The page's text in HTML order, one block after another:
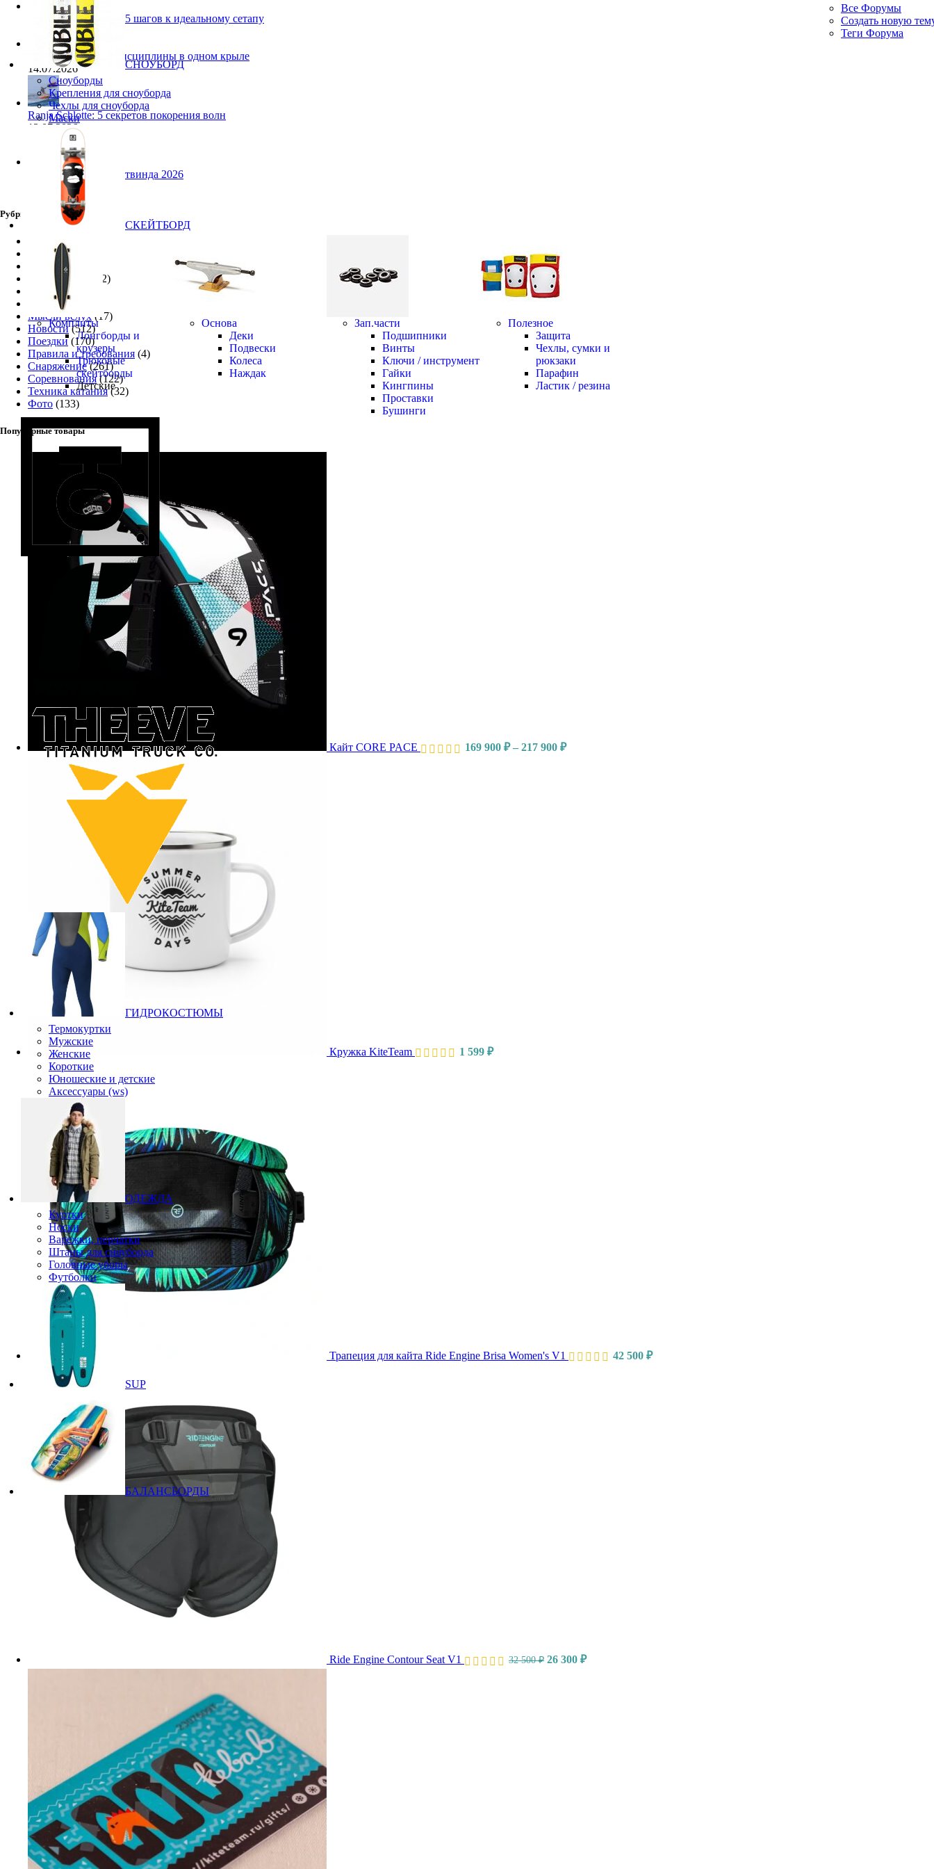
СНОУБОРД
Сноуборды
Крепления для сноуборда
Чехлы для сноуборда
Маски
СКЕЙТБОРД
Комплиты
Лонгборды и
крузеры
Трюковые
скейтборды
Детские
Основа
Деки
Подвески
Колеса
Наждак
Зап.части
Подшипники
Винты
Ключи / инструмент
Гайки
Кингпины
Проставки
Бушинги
Полезное
Защита
Чехлы, сумки и
рюкзаки
Парафин
Ластик / резина
ГИДРОКОСТЮМЫ
Термокуртки
Мужские
Женские
Короткие
Юношеские и детские
Аксессуары (ws)
ОДЕЖДА
Куртки
Носки
Варежки, перчатки
Штаны для сноуборда
Головные уборы
Футболки
SUP
БАЛАНСБОРДЫ
Все Форумы
Создать новую
Теги Форума
Выбор гидрофойла: 5 шагов к идеальному сетапу
15.07.2026
Кайт Core NXS: 3 дисциплины в одном крыле
14.07.2026
Ranja Schlotte: 5 секретов покорения волн
13.07.2026
Снаряжение для лайтвинда 2026
10.07.2026
Рубрики
(9)
Видео(159)
Винг Фоил
Кайт-Туризм
(12)
(51)
Музыка(2)
Мысли вслух (17)
Новости(512)
Поездки(170)
Правила и требования (4)
Снаряжение(261)
Соревнования(122)
Техника катания(32)
Фото (133)
Популярные товары
Кайт CORE PACE 169 900 ₽ – 217 900 ₽
Кружка KiteTeam 1 599 ₽
Трапеция для кайта Ride Engine Brisa Women's V1 42 500 ₽
Ride Engine Contour Seat V1 32 500₽ 26 300 ₽